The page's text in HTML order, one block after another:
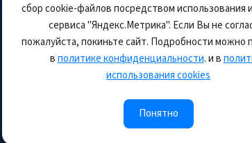
сбор cookie-файлов посредством использования
сервиса "Яндекс.Метрика". Если Вы не
пожалуйста, покиньте сайт. Подробности можно
вполитике конфиденциальности. и в
использования cookies
Понятно